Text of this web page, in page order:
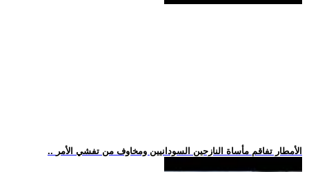
.. الأمطار تفاقم مأساة النازحين السودانيين ومخاوف من تفشي الأمر